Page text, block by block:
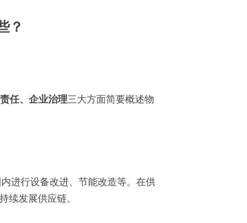
？
任、企业治理三大方面简要概述物
进行设备改进、节能改造等。在供
续发展供应链。